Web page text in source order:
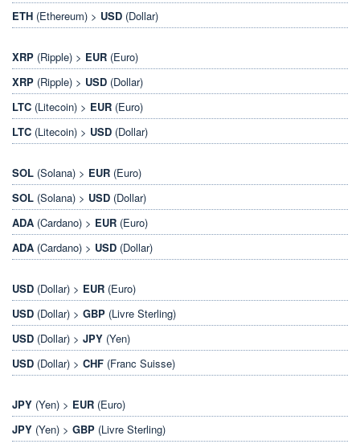
ETH (Ethereum) > USD (Dollar)
XRP (Ripple) > EUR (Euro)
XRP (Ripple) > USD (Dollar)
LTC (Litecoin) > EUR (Euro)
LTC (Litecoin) > USD (Dollar)
SOL (Solana) > EUR (Euro)
SOL (Solana) > USD (Dollar)
ADA (Cardano) > EUR (Euro)
ADA (Cardano) > USD (Dollar)
USD (Dollar) > EUR (Euro)
USD (Dollar) > GBP (Livre Sterling)
USD (Dollar) > JPY (Yen)
USD (Dollar) > CHF (Franc Suisse)
JPY (Yen) > EUR (Euro)
JPY (Yen) > GBP (Livre Sterling)